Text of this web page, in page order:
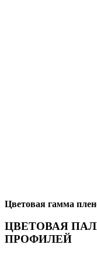
Цветовая гамма
ЦВЕТОВАЯ
ПРОФИЛЕЙ